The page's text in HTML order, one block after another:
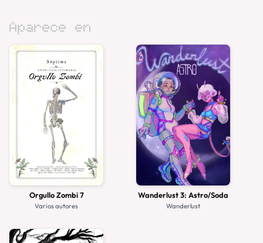
Aparece en
Orgullo Zombi 7
Varios autores
Wanderlust 3: Astro/Soda
Wanderlust